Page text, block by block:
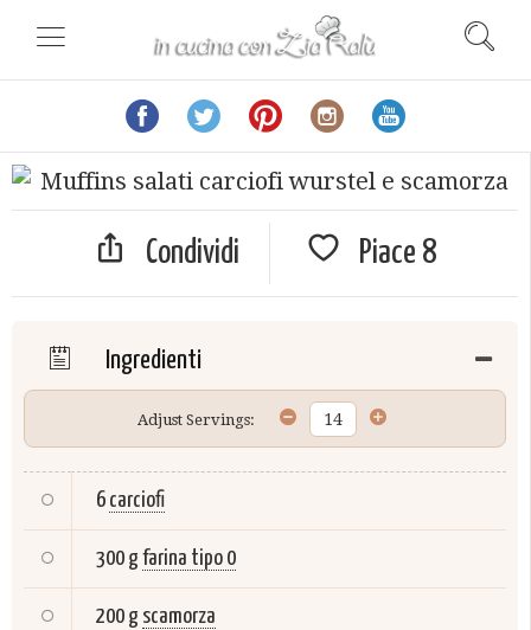
Condividi Piace 8
Ingredienti
Adjust Servings:
6 carciofi
300 gfarina tipo 0
200 g scamorza